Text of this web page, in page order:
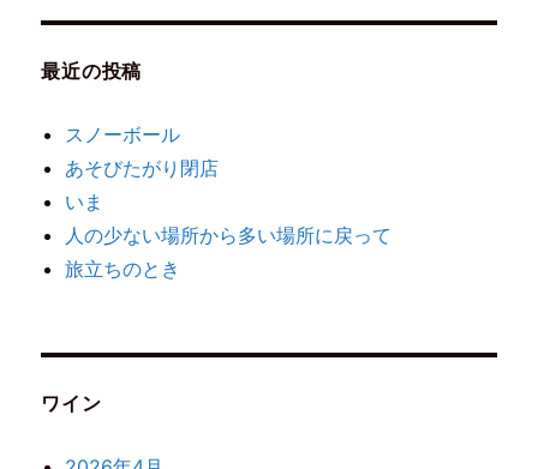
最近の投稿
スノーボール
あそびたがり閉店
いま
人の少ない場所から多い場所に戻って
旅立ちのとき
ワイン